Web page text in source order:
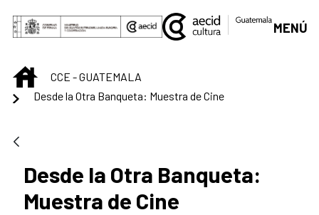
Saltar al contenido principal
MENÚ
INICIOCCE - GUATEMALA
Desde la Otra Banqueta: Muestra de Cine
Desde la Otra Banqueta:
Muestra de Cine